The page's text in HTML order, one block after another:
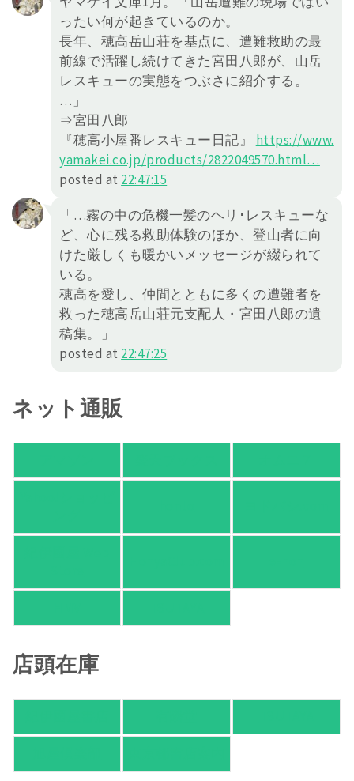
ったい何が起きているのか。
長年、穂高岳山荘を基点に、遭難救助の最
前線で活躍し続けてきた宮田八郎が、山岳
レスキューの実態をつぶさに紹介する。
…」
⇒宮田八郎
『穂高小屋番レスキュー日記』 https://www.
yamakei.co.jp/products/2822049570.html…
posted at 22:47:15
「…霧の中の危機一髪のヘリ･レスキューな
ど、心に残る救助体験のほか、登山者に向
けた厳しくも暖かいメッセージが綴られて
いる。
穂高を愛し、仲間とともに多くの遭難者を
救った穂高岳山荘元支配人・宮田八郎の遺
稿集。」
posted at 22:47:25
ネット通販
店頭在庫